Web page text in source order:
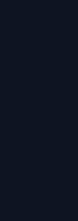
51-05 lub